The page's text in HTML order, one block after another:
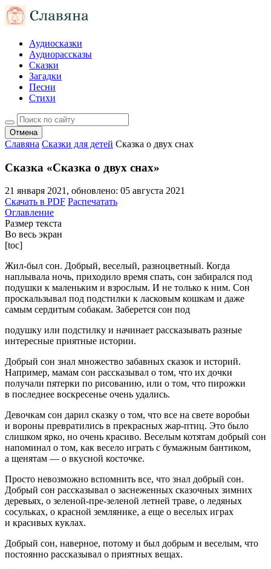
Аудиосказки
Аудиорассказы
Сказки
Загадки
Песни
Стихи
Отмена
Славяна Сказки для детей Сказка о двух снaх
Сказка «Сказка о двух снaх»
21 января 2021, обновлено: 05 августа 2021
Скачать в PDF Распечатать
Оглавление
Размер текста
Во весь экран
[toc]
Жил-был сон. Добрый, веселый, разноцветный. Когда
наплывала ночь, приходило время спать, сон забирался под
подушки к маленьким и взрослым. И не только к ним. Сон
проскальзывал под подстилки к ласковым кошкам и даже
самым сердитым собакам. Заберется сон под
подушку или подстилку и начинает рассказывать разные
интересные приятные истории.
Добрый сон знал множество забавных сказок и историй.
Например, мамам сон рассказывал о том, что их дочки
получали пятерки по рисованию, или о том, что пирожки
в последнее воскресенье очень удались.
Девочкам сон дарил сказку о том, что все на свете воробьи
и вороны превратились в прекрасных жар-птиц. Это было
слишком ярко, но очень красиво. Веселым котятам добрый сон
напоминал о том, как весело играть с бумажным бантиком,
а щенятам — о вкусной косточке.
Просто невозможно вспомнить все, что знал добрый сон.
Добрый сон рассказывал о заснеженных сказочных зимних
деревьях, о зеленой-пре-зеленой летней траве, о ледяных
сосульках, о красной землянике, а еще о веселых играх
и красивых куклах.
Добрый сон, наверное, потому и был добрым и веселым, что
постоянно рассказывал о приятных вещах.